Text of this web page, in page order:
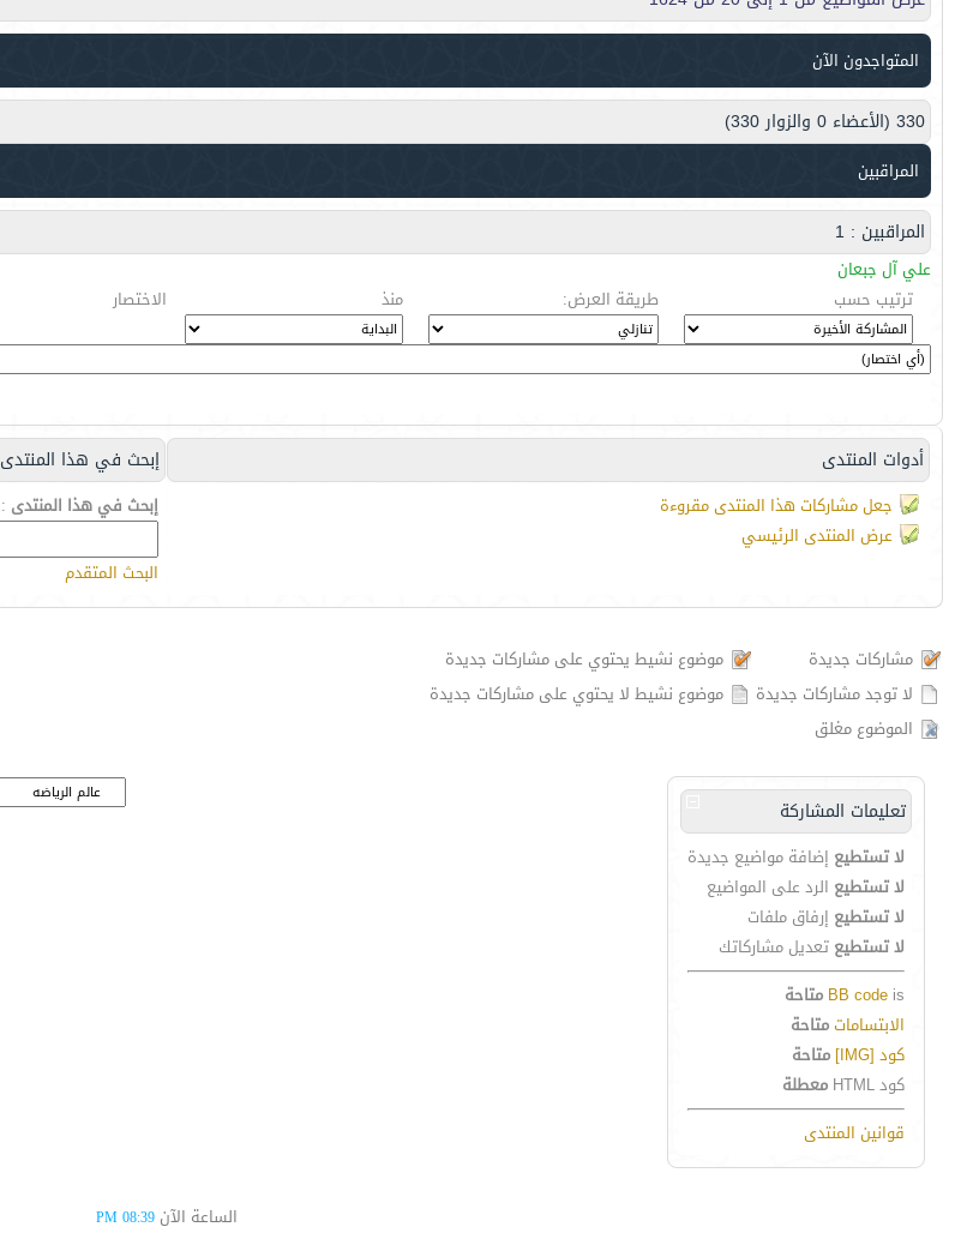
المتواجدون الآن
330 (الأعضاء 0 والزوار 330)
المراقبين
المراقبين : 1
علي آل جبعان
ترتيب حسب
طريقة العرض: منذ الاختصار
أدوات المنتدى إبحث في هذا المنتدى
جعل مشاركات هذا المنتدى مقروءة
عرض المنتدى الرئيسي
إبحث في هذا المنتدى :
البحث المتقدم
مشاركات جديدة
موضوع نشيط يحتوي على مشاركات جديدة
لا توجد مشاركات جديدة
موضوع نشيط لا يحتوي على مشاركات جديدة
الموضوع مغلق
تعليمات المشاركة
لا تستطيع إضافة مواضيع جديدة
لا تستطيع الرد على المواضيع
لا تستطيع إرفاق ملفات
لا تستطيع تعديل مشاركاتك
BB code is
متاحة
الابتساماتمتاحة
كود [IMG]
متاحة
كود HTML
معطلة
قوانين المنتدى
الساعة الآن 08:39 PM